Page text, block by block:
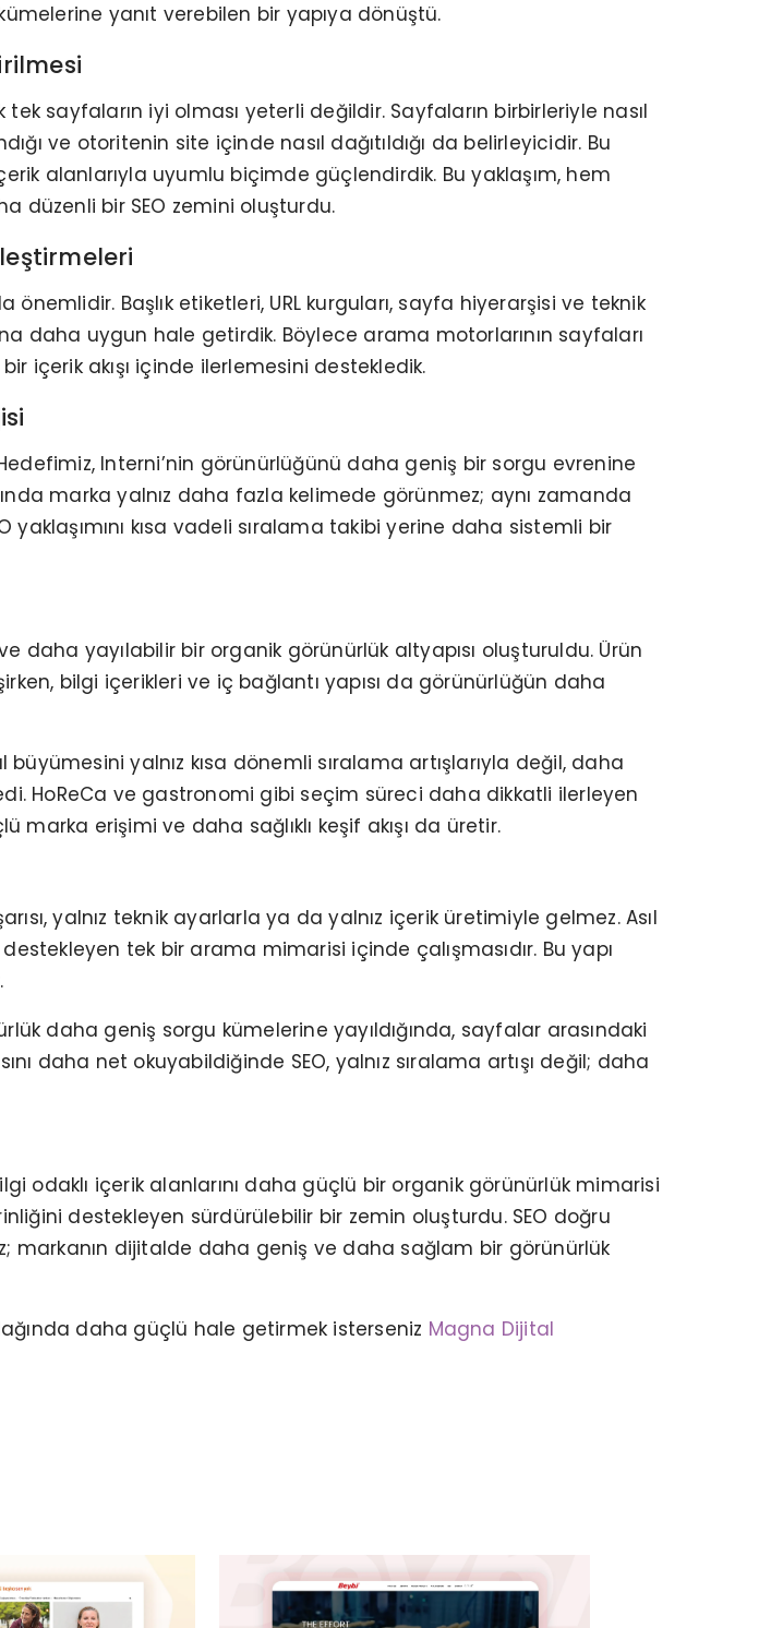
yanıt verebilen bir yapıya dönüştü.
sayfaların iyi olması yeterli değildir. Sayfaların birbirleriyle nasıl
ve otoritenin site içinde nasıl dağıtıldığı da belirleyicidir. Bu
alanlarıyla uyumlu biçimde güçlendirdik. Bu yaklaşım, hem
düzenli bir SEO zemini oluşturdu.
Başlık etiketleri, URL kurguları, sayfa hiyerarşisi ve teknik
daha uygun hale getirdik. Böylece arama motorlarının sayfaları
içerik akışı içinde ilerlemesini destekledik.
Interni’nin görünürlüğünü daha geniş bir sorgu evrenine
marka yalnız daha fazla kelimede görünmez; aynı zamanda
kısa vadeli sıralama takibi yerine daha sistemli bir
daha yayılabilir bir organik görünürlük altyapısı oluşturuldu. Ürün
bilgi içerikleri ve iç bağlantı yapısı da görünürlüğün daha
yalnız kısa dönemli sıralama artışlarıyla değil, daha
HoReCa ve gastronomi gibi seçim süreci daha dikkatli ilerleyen
erişimi ve daha sağlıklı keşif akışı da üretir.
yalnız teknik ayarlarla ya da yalnız içerik üretimiyle gelmez. Asıl
tek bir arama mimarisi içinde çalışmasıdır. Bu yapı
daha geniş sorgu kümelerine yayıldığında, sayfalar arasındaki
daha net okuyabildiğinde SEO, yalnız sıralama artışı değil; daha
odaklı içerik alanlarını daha güçlü bir organik görünürlük mimarisi
destekleyen sürdürülebilir bir zemin oluşturdu. SEO doğru
markanın dijitalde daha geniş ve daha sağlam bir görünürlük
daha güçlü hale getirmek isterseniz Magna Dijital